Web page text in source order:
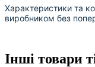
Характеристики та
виробником без
Інші товари